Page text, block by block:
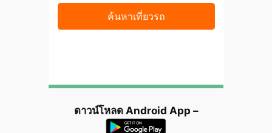
ดาวน์โหลด Android App –